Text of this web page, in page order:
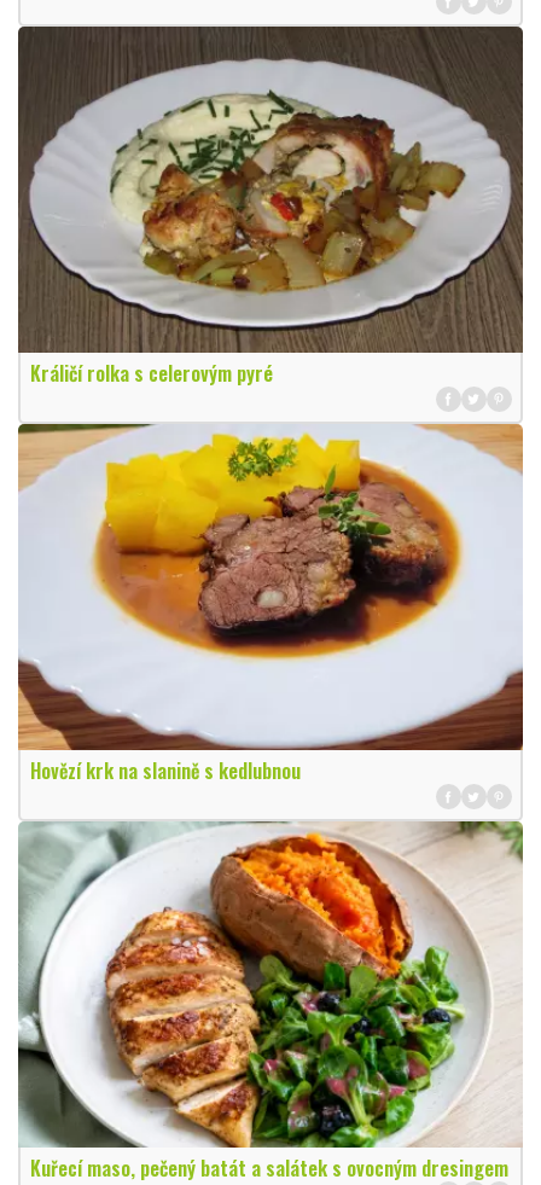
Králičí rolka s celerovým pyré
Hovězí krk na slanině s kedlubnou
Kuřecí maso, pečený batát a salátek s ovocným dresingem